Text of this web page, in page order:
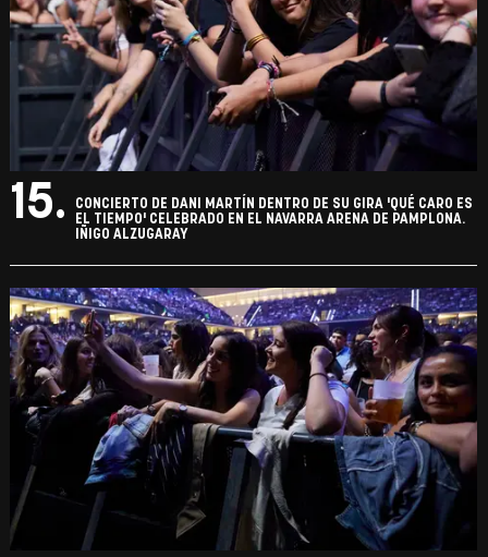
15.
CONCIERTO DE DANI MARTÍN DENTRO DE SU GIRA 'QUÉ CARO ES
EL TIEMPO' CELEBRADO EN EL NAVARRA ARENA DE PAMPLONA.
IÑIGO ALZUGARAY